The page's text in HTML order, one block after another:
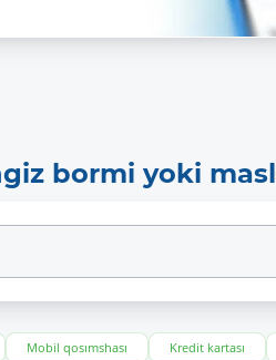
bormi yoki
Mobil qosımshası Kredit kartası